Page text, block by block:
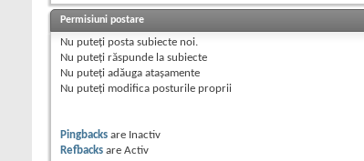
Permisiuni postare
Nu puteţi posta subiecte noi.
Nu puteţi răspunde la subiecte
Nu puteţi adăuga ataşamente
Nu puteţi modifica posturile proprii
Pingbacks are Inactiv
Refbacks are Activ